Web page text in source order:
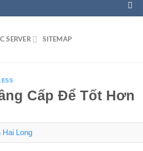
SERVER SITEMAP
Cấp Để Tốt Hơn
Hai Long